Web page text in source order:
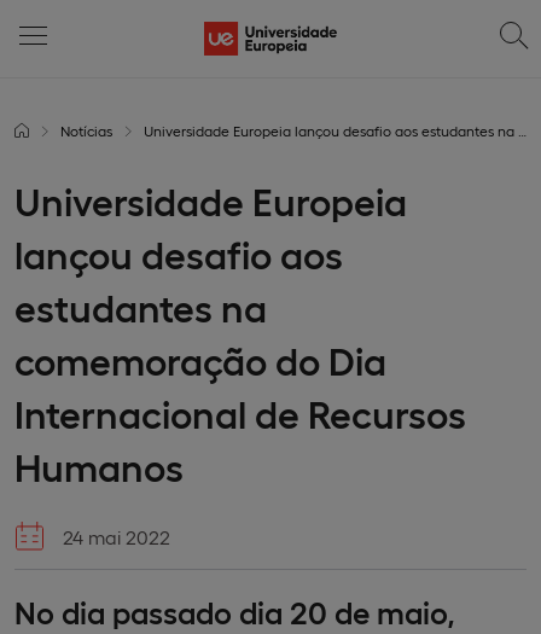
Notícias Universidade Europeia lançou desafio aos estudantes na comemoração do Dia Internacional de Recursos Humanos
Universidade Europeia
lançou desafio aos
estudantes na
comemoração do Dia
Internacional de Recursos
Humanos
24 mai 2022
No dia passado dia 20 de maio,